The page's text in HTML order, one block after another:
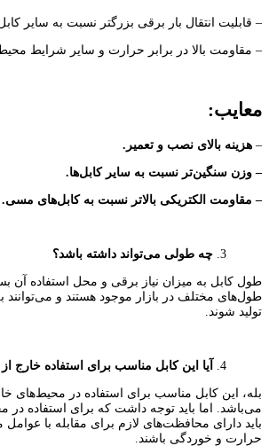
– قابلیت انتقال بار برقی بزرگتر نسبت به سایر
– مقاومت بالا در برابر حرارت و سایر شرایط
معایب:
– هزینه بالای نصب و تعمیر.
– وزن سنگین‌تر نسبت به سایر کابل‌ها.
– مقاومت الکتریکی بالاتر نسبت به کابل‌های مسی.
چه طولی می‌تواند داشته باشد؟
طول کابل به میزان نیاز برقی و محل استفاده آن
طول‌های مختلف در بازار موجود هستند و
تولید شوند.
آیا این کابل مناسب برای استفاده خارج
بله، این کابل مناسب برای استفاده در محیط‌های
می‌باشد. اما باید توجه داشت که برای استفاده در
باید دارای محافظت‌های لازم برای مقابله با
حرارت و خوردگی باشند.